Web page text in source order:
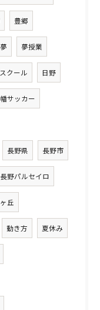
豊郷
夢授業
クール 日野
サッカー
長野県 長野市
長野パルセイロ
丘
動き方 夏休み